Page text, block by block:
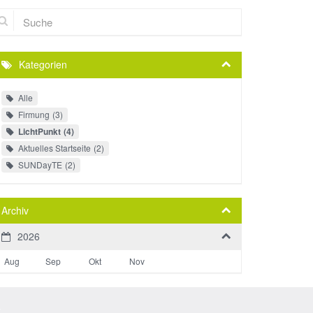
Kategorien
Alle
Firmung 3
LichtPunkt 4
Aktuelles Startseite 2
SUNDayTE 2
Archiv
2026
Aug Sep Okt Nov